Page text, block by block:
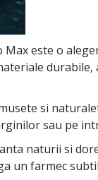
este o
si
sau pe
naturii si
un farmec